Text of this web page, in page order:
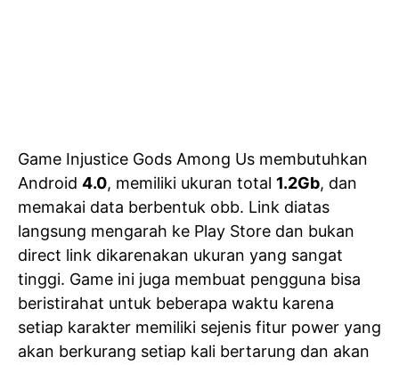
Game Injustice Gods Among Us membutuhkan
Android 4.0, memiliki ukuran total 1.2Gb, dan
memakai data berbentuk obb. Link diatas
langsung mengarah ke Play Store dan bukan
direct link dikarenakan ukuran yang sangat
tinggi. Game ini juga membuat pengguna bisa
beristirahat untuk beberapa waktu karena
setiap karakter memiliki sejenis fitur power yang
akan berkurang setiap kali bertarung dan akan